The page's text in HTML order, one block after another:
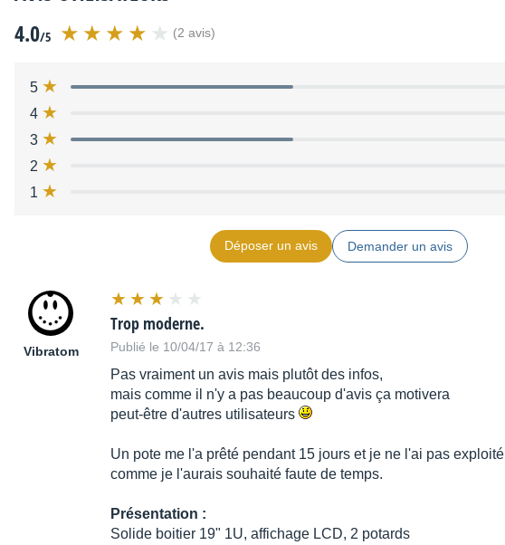
4.0/5 (2 avis)
5
4
3
2
1
Déposer un avis Demander un avis
Vibratom
Trop moderne.
Publié le 10/04/17 à 12:36
Pas vraiment un avis mais plutôt des infos,
mais comme il n'y a pas beaucoup d'avis ça motivera
peut-être d'autres utilisateurs
Un pote me l'a prêté pendant 15 jours et je ne l'ai pas exploité
comme je l'aurais souhaité faute de temps.
Présentation :
Solide boitier 19" 1U, affichage LCD, 2 potards